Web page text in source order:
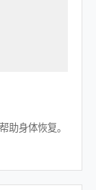
助身体恢复。